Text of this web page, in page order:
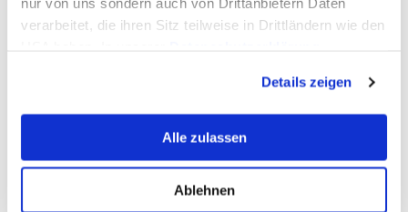
verarbeitet, die ihren Sitz teilweise in Drittländern wie den
erklären Ihnen genau, was eine Datenübermittlung in die
USA bedeuten kann.
Details zeigen
Alle zulassen
Ablehnen
Das MCI on Tour! Auf folgenden Messen können Sie sich
Hochschule® informieren:
Gaudeamus | Prag, CZE
Di, 20.01.2026 – Do, 22.01.2026